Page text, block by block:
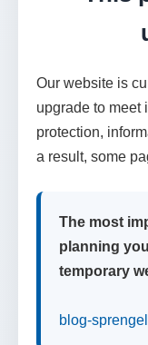
Our website is
upgrade to meet
protection,
a result, some
The most
planning
temporary
blog-